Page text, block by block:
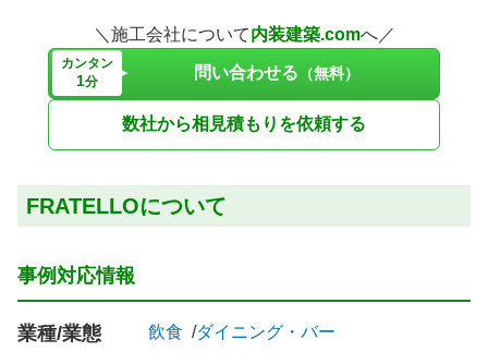
＼施工会社について内装建築.comへ／
カンタン
1分 問い合わせる （無料）
数社から相見積もりを依頼する
FRATELLOについて
事例対応情報
業種/業態 飲食 ダイニング・バー